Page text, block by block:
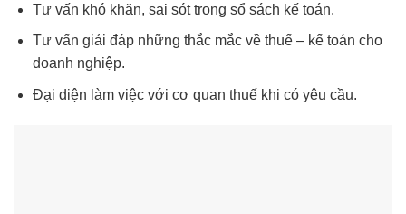
Tư vấn khó khăn, sai sót trong sổ sách kế toán.
Tư vấn giải đáp những thắc mắc về thuế – kế toán cho
doanh nghiệp.
Đại diện làm việc với cơ quan thuế khi có yêu cầu.